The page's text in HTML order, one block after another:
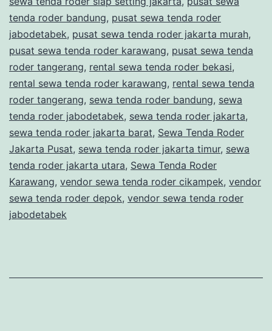
tenda roder bandung, pusat sewa tenda roder
jabodetabek, pusat sewa tenda roder jakarta murah,
pusat sewa tenda roder karawang, pusat sewa tenda
roder tangerang, rental sewa tenda roder bekasi,
rental sewa tenda roder karawang, rental sewa tenda
roder tangerang, sewa tenda roder bandung, sewa
tenda roder jabodetabek, sewa tenda roder jakarta,
sewa tenda roder jakarta barat, Sewa Tenda Roder
Jakarta Pusat, sewa tenda roder jakarta timur, sewa
tenda roder jakarta utara, Sewa Tenda Roder
Karawang, vendor sewa tenda roder cikampek, vendor
sewa tenda roder depok, vendor sewa tenda roder
jabodetabek